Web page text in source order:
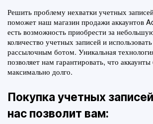
Решить проблему нехватки учетных
поможет наш магазин продажи аккаунтов
есть возможность приобрести за
количество учетных записей и
рассылочным ботом. Уникальная
позволяет нам гарантировать, что
максимально долго.
Покупка учетных
нас позволит вам: